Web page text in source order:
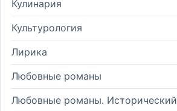
Кулинария
Культурология
Лирика
Любовные романы
Любовные романы. Исторический